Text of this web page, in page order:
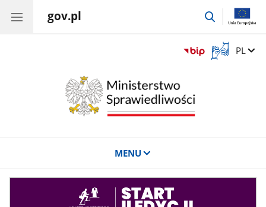
gov.pl
przejdź
Otwórz
okno
Zmień
PL
MENU